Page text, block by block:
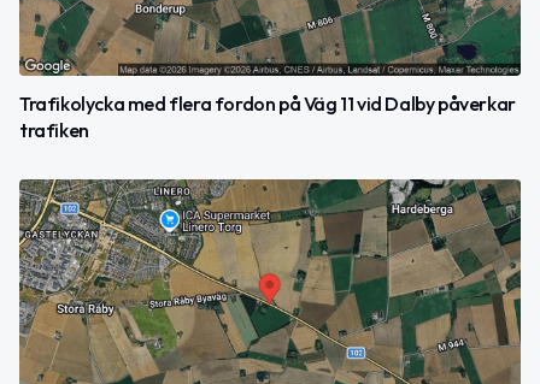
Trafikolycka med flera fordon på Väg 11 vid Dalby påverkar
trafiken